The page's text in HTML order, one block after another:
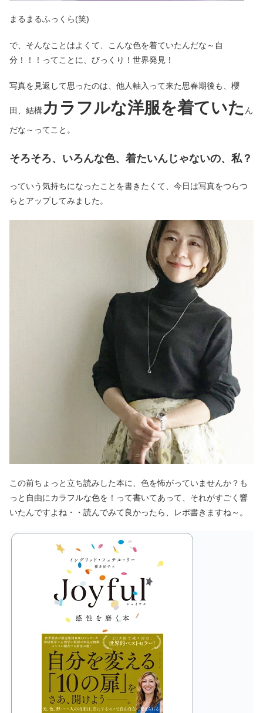
まるまるふっくら(笑)
で、そんなことはよくて、こんな色を着ていたんだな～自
分！！！ってことに、びっくり！世界発見！
写真を見返して思ったのは、他人軸入って来た思春期後も、櫻
田、結構カラフルな洋服を着ていた ん
だな～ってこと。
そろそろ、いろんな色、着たいんじゃないの、私？
っていう気持ちになったことを書きたくて、今日は写真をつらつ
らとアップしてみました。
この前ちょっと立ち読みした本に、色を怖がっていませんか？も
っと自由にカラフルな色を！って書いてあって、それがすごく響
いたんですよね・・読んでみて良かったら、レポ書きますね～。